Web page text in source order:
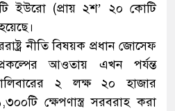
ইউরো (প্রায় ২শ’ ২০ কোটি
নীতি বিষয়ক প্রধান জোসেফ
আওতায় এখন পর্যন্ত
২ লক্ষ ২০ হাজার
ক্ষেপণাস্ত্র সরবরাহ করা